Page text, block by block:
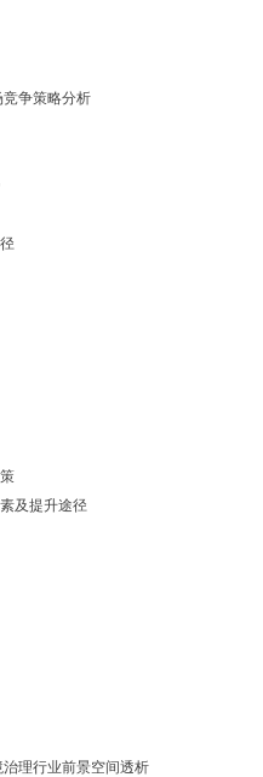
争策略分析
及提升途径
理行业前景空间透析